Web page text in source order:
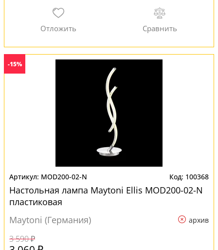
-15%
MOD200-02-N 100368
Настольная лампа Maytoni Ellis MOD200-02-N
пластиковая
Maytoni (Германия)
архив
3 590 ₽